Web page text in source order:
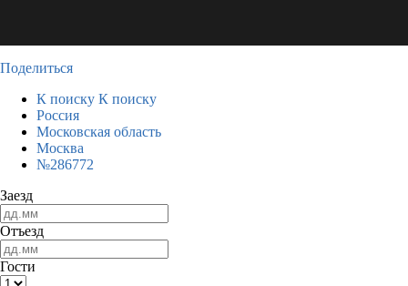
Поделиться
К поиску К поиску
Россия
Московская область
Москва
№286772
Заезд
Отъезд
Гости